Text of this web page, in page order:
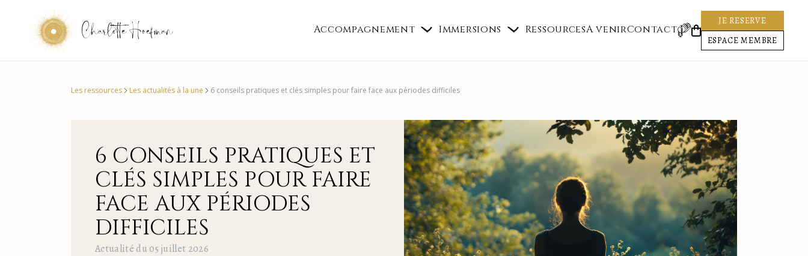
Charlotte Hoefman Accompagnement Immersions RessourcesA venirContact
JE RESERVE
ESPACE MEMBRE
Les ressources Les actualités à la une 6 conseils pratiques et clés simples pour faire face aux périodes difficiles
6 CONSEILS PRATIQUES ET
CLÉS SIMPLES POUR FAIRE
FACE AUX PÉRIODES
DIFFICILES
Actualité du 05 juillet 2026